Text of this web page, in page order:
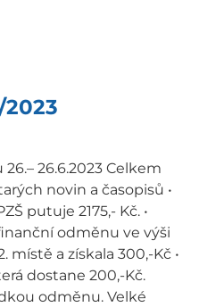
26.6.2023 Celkem
novin a časopisů •
putuje 2175,- Kč. •
odměnu ve výši
místě a získala 300,-Kč •
dostane 200,-Kč.
odměnu. Velké